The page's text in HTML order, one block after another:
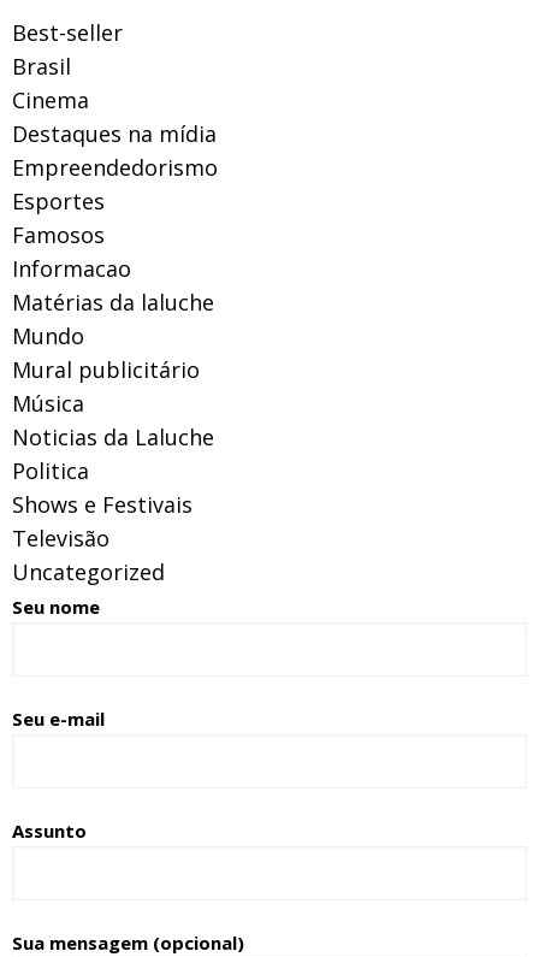
Best-seller
Brasil
Cinema
Destaques na mídia
Empreendedorismo
Esportes
Famosos
Informacao
Matérias da laluche
Mundo
Mural publicitário
Música
Noticias da Laluche
Politica
Shows e Festivais
Televisão
Uncategorized
Seu nome
Seu e-mail
Assunto
Sua mensagem (opcional)